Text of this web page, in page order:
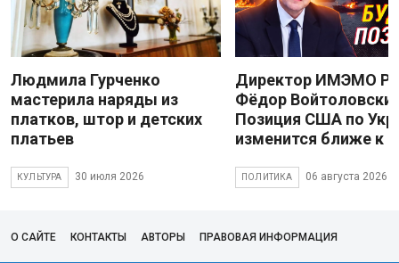
Людмила Гурченко
мастерила наряды из
платков, штор и детских
платьев
КУЛЬТУРА 30 июля 2026
Директор ИМЭМО
Фёдор
Позиция США по
изменится ближе к
ПОЛИТИКА 06 августа 2026
О САЙТЕ КОНТАКТЫ АВТОРЫ ПРАВОВАЯ ИНФОРМАЦИЯ